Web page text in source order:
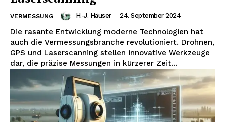
VERMESSUNG H.-J. Häuser - 24. September 2024
Die rasante Entwicklung moderne Technologien hat
auch die Vermessungsbranche revolutioniert. Drohnen,
GPS und Laserscanning stellen innovative Werkzeuge
dar, die präzise Messungen in kürzerer Zeit...